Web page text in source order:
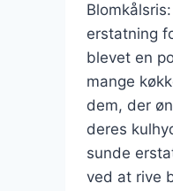
erstatning
blevet en
mange
dem, der
deres
sunde
ved at rive